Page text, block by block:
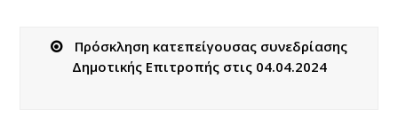
Πρόσκληση κατεπείγουσας συνεδρίασης
Δημοτικής Επιτροπής στις 04.04.2024